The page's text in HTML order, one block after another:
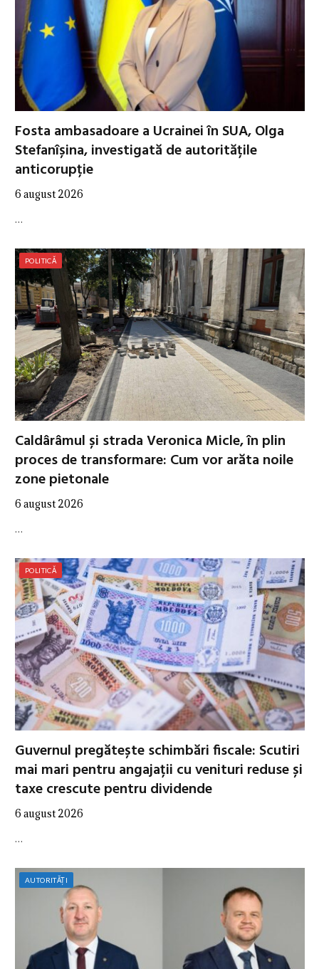
Fosta ambasadoare a Ucrainei în SUA, Olga
Stefanîșina, investigată de autoritățile
anticorupție
6 august 2026
…
POLITICĂ
Caldârâmul și strada Veronica Micle, în plin
proces de transformare: Cum vor arăta noile
zone pietonale
6 august 2026
…
POLITICĂ
Guvernul pregătește schimbări fiscale: Scutiri
mai mari pentru angajații cu venituri reduse și
taxe crescute pentru dividende
6 august 2026
…
AUTORITĂȚI